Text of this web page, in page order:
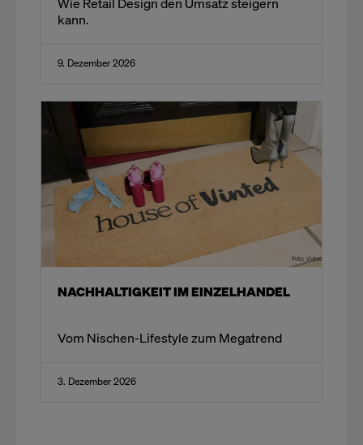
Wie Retail Design den Umsatz steigern
kann.
9. Dezember 2026
NACHHALTIGKEIT IM EINZELHANDEL
Vom Nischen-Lifestyle zum Megatrend
3. Dezember 2026